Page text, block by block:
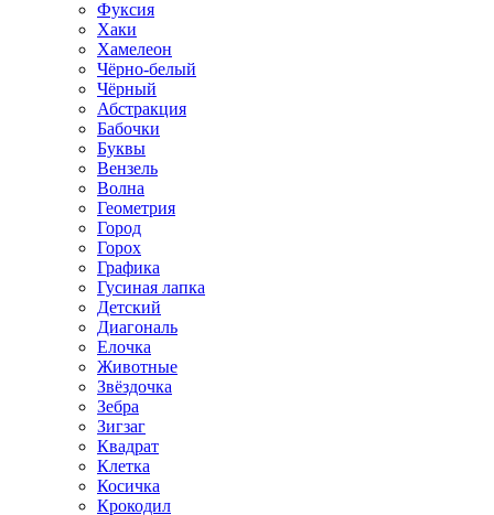
Фуксия
Хаки
Хамелеон
Чёрно-белый
Чёрный
Абстракция
Бабочки
Буквы
Вензель
Волна
Геометрия
Город
Горох
Графика
Гусиная лапка
Детский
Диагональ
Елочка
Животные
Звёздочка
Зебра
Зигзаг
Квадрат
Клетка
Косичка
Крокодил